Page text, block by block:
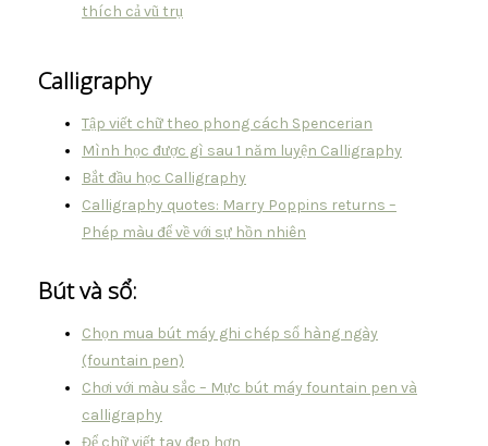
thích cả vũ trụ
Calligraphy
Tập viết chữ theo phong cách Spencerian
Mình học được gì sau 1 năm luyện Calligraphy
Bắt đầu học Calligraphy
Calligraphy quotes: Marry Poppins returns –
Phép màu để về với sự hồn nhiên
Bút và sổ:
Chọn mua bút máy ghi chép sổ hàng ngày
(fountain pen)
Chơi với màu sắc – Mực bút máy fountain pen và
calligraphy
Để chữ viết tay đẹp hơn